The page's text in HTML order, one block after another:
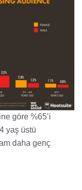
göre %65’i
yaş üstü
daha genç